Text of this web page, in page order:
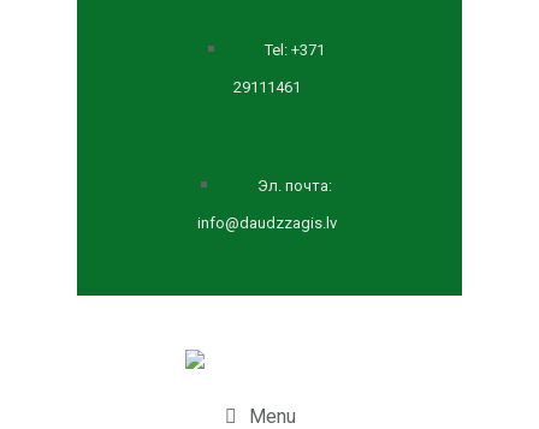
Tel: +371
29111461
Эл. почта:
info@daudzzagis.lv
Menu